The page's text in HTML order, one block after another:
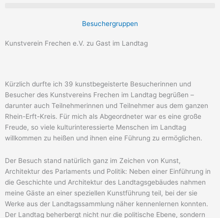
Besuchergruppen
Kunstverein Frechen e.V. zu Gast im Landtag
Kürzlich durfte ich 39 kunstbegeisterte Besucherinnen und
Besucher des Kunstvereins Frechen im Landtag begrüßen –
darunter auch Teilnehmerinnen und Teilnehmer aus dem ganzen
Rhein-Erft-Kreis. Für mich als Abgeordneter war es eine große
Freude, so viele kulturinteressierte Menschen im Landtag
willkommen zu heißen und ihnen eine Führung zu ermöglichen.
Der Besuch stand natürlich ganz im Zeichen von Kunst,
Architektur des Parlaments und Politik: Neben einer Einführung in
die Geschichte und Architektur des Landtagsgebäudes nahmen
meine Gäste an einer speziellen Kunstführung teil, bei der sie
Werke aus der Landtagssammlung näher kennenlernen konnten.
Der Landtag beherbergt nicht nur die politische Ebene, sondern